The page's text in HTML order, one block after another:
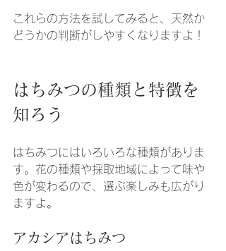
これらの方法を試してみると、天然か
どうかの判断がしやすくなりますよ！
はちみつの種類と特徴を
知ろう
はちみつにはいろいろな種類がありま
す。花の種類や採取地域によって味や
色が変わるので、選ぶ楽しみも広がり
ますよ。
アカシアはちみつ